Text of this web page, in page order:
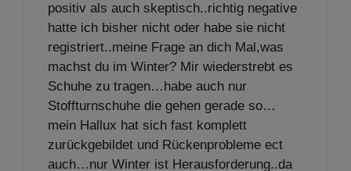
positiv als auch skeptisch..richtig negative
hatte ich bisher nicht oder habe sie nicht
registriert..meine Frage an dich Mal,was
machst du im Winter? Mir wiederstrebt es
Schuhe zu tragen…habe auch nur
Stoffturnschuhe die gehen gerade so…
mein Hallux hat sich fast komplett
zurückgebildet und Rückenprobleme ect
auch…nur Winter ist Herausforderung..da